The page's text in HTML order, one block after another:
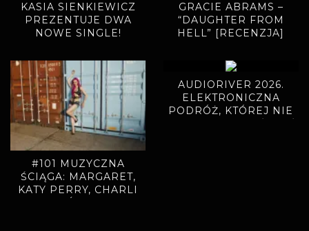
KASIA SIENKIEWICZ
PREZENTUJE DWA
NOWE SINGLE!
GRACIE ABRAMS –
“DAUGHTER FROM
HELL” [RECENZJA]
#101 MUZYCZNA
ŚCIĄGA: MARGARET,
KATY PERRY, CHARLI
AUDIORIVER 2026.
ELEKTRONICZNA
PODRÓŻ, KTÓREJ NIE